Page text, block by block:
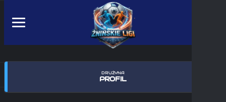
DRUŻYNA
PROFIL